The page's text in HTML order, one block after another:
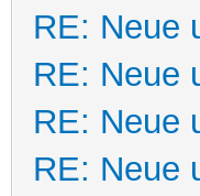
RE: Neue
RE: Neue
RE: Neue
RE: Neue